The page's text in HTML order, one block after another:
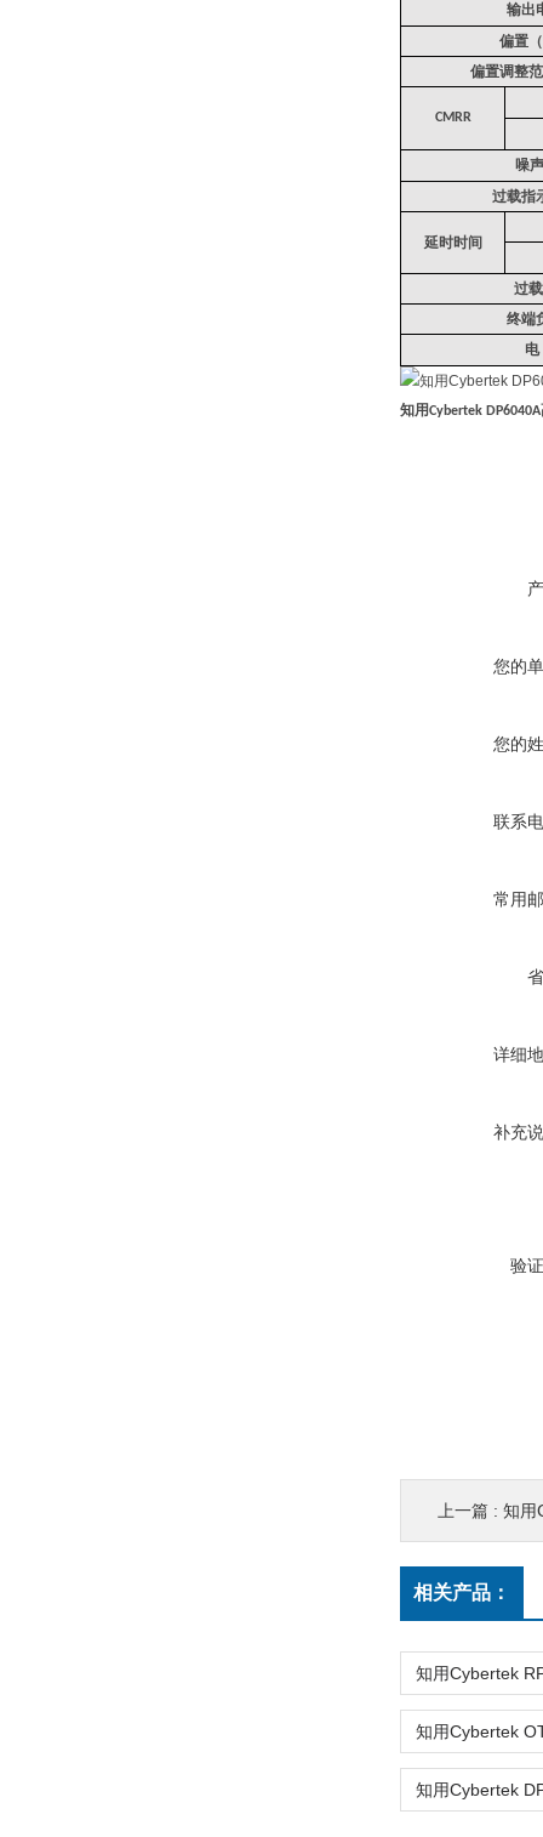
输出
偏置
偏置调整
CMRR
噪声
过载指
延时时间
过
终端
电
知用Cybertek DP6040A
您的
您的
联系
常用
详细
补充
验
上一篇 : 知用
相关产品：